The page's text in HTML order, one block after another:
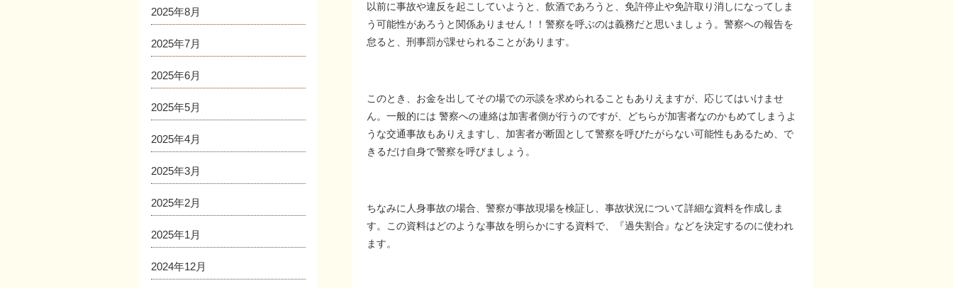
以前に事故や違反を起こしていようと、飲酒であろうと、免許停止や免許取り消しになってしま
う可能性があろうと関係ありません！！警察を呼ぶのは義務だと思いましょう。警察への報告を
怠ると、刑事罰が課せられることがあります。
このとき、お金を出してその場での示談を求められることもありえますが、応じてはいけませ
ん。一般的には 警察への連絡は加害者側が行うのですが、どちらが加害者なのかもめてしまうよ
うな交通事故もありえますし、加害者が断固として警察を呼びたがらない可能性もあるため、で
きるだけ自身で警察を呼びましょう。
ちなみに人身事故の場合、警察が事故現場を検証し、事故状況について詳細な資料を作成しま
す。この資料はどのような事故を明らかにする資料で、『過失割合』などを決定するのに使われ
ます。
2025年8月
2025年7月
2025年6月
2025年5月
2025年4月
2025年3月
2025年2月
2025年1月
2024年12月